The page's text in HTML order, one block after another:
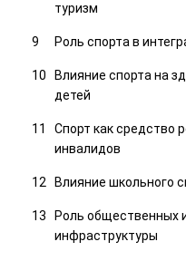
туризм
Роль спорта в
Влияние спорта на
детей
Спорт как средство
инвалидов
Влияние школьного
Роль общественных
инфраструктуры